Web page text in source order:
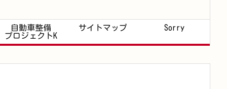
自動車整備
プロジェクトK
サイトマップ Sorry